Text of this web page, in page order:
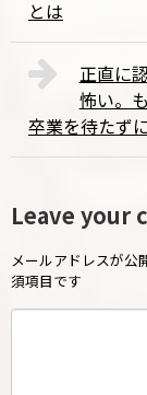
とは
正直に
怖い。
卒業を待たず
Leave your
メールアドレスが公
須項目です